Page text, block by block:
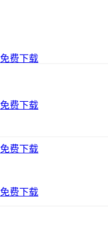
免费下载
免费下载
免费下载
免费下载